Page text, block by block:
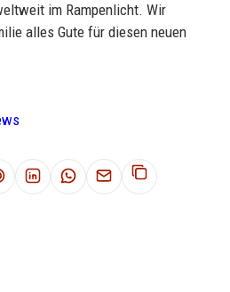
im Rampenlicht. Wir
alles Gute für diesen neuen